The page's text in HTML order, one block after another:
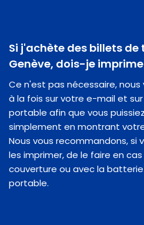
Si j'achète des billets
Genève, dois-je
Ce n'est pas nécessaire, nous
à la fois sur votre e-mail et
portable afin que vous
simplement en montrant
Nous vous recommandons, si
les imprimer, de le faire en
couverture ou avec la
portable.